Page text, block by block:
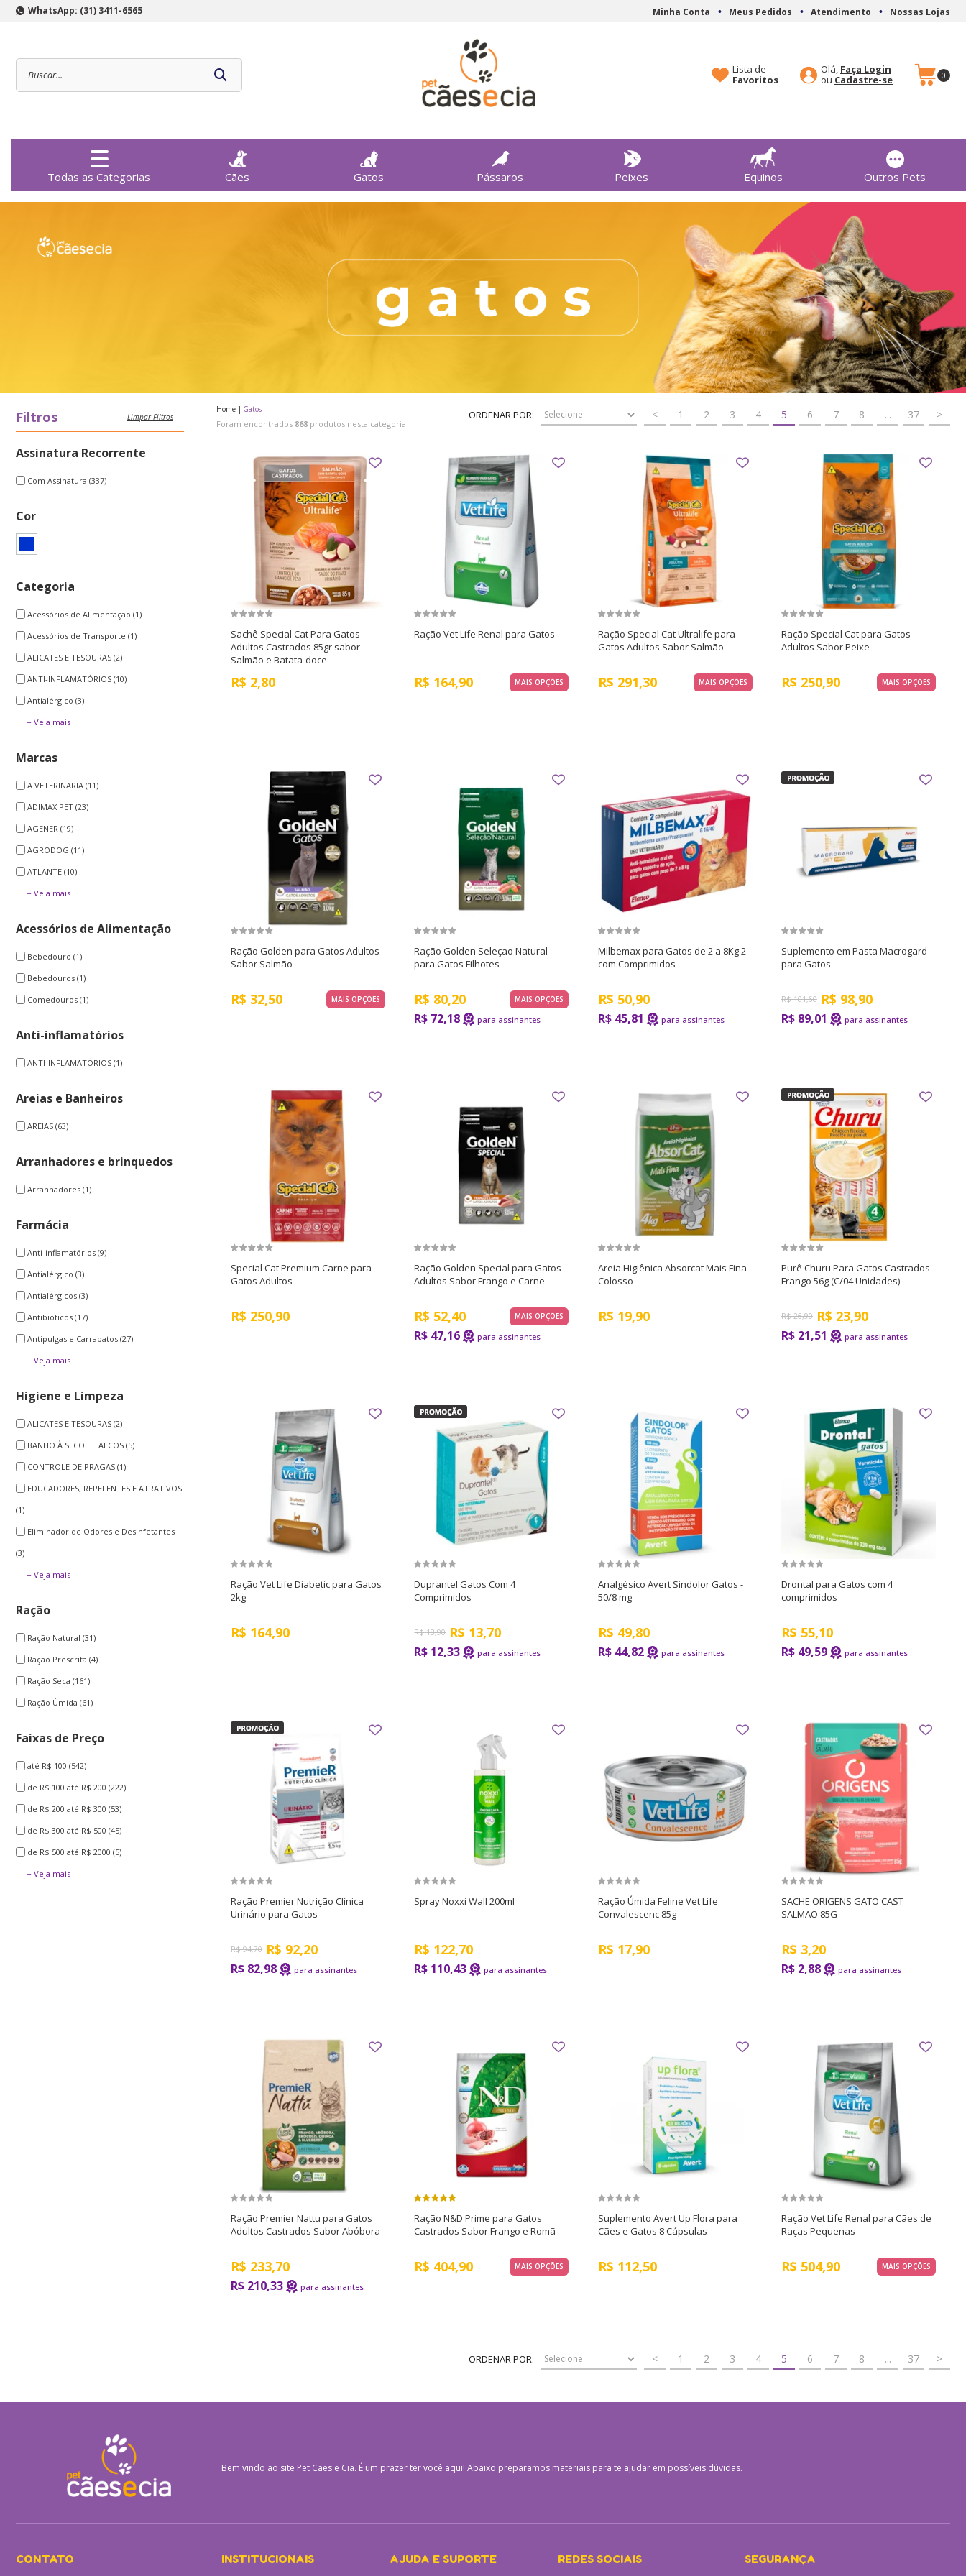
WhatsApp: (31) 3411-6565 Minha Conta Meus Pedidos Atendimento Nossas Lojas
0
Olá, Faça Login
Cadastre-se
Lista de
Favoritos
Todas as Categorias Cães Gatos Pássaros Peixes Equinos Outros Pets
Filtros Limpar Filtros
Assinatura Recorrente
Com Assinatura (337)
Cor
Categoria
Acessórios de Alimentação (1)
Acessórios de Transporte (1)
ALICATES E TESOURAS (2)
ANTI-INFLAMATÓRIOS (10)
Antialérgico (3)
+ Veja mais
Marcas
A VETERINARIA (11)
ADIMAX PET (23)
AGENER (19)
AGRODOG (11)
ATLANTE (10)
+ Veja mais
Acessórios de Alimentação
Bebedouro (1)
Bebedouros (1)
Comedouros (1)
Anti-inflamatórios
ANTI-INFLAMATÓRIOS (1)
Areias e Banheiros
AREIAS (63)
Arranhadores e brinquedos
Arranhadores (1)
Farmácia
Anti-inflamatórios (9)
Antialérgico (3)
Antialérgicos (3)
Antibióticos (17)
Antipulgas e Carrapatos (27)
+ Veja mais
Higiene e Limpeza
ALICATES E TESOURAS (2)
BANHO À SECO E TALCOS (5)
CONTROLE DE PRAGAS (1)
EDUCADORES, REPELENTES E ATRATIVOS
(1)
Eliminador de Odores e Desinfetantes
(3)
+ Veja mais
Ração
Ração Natural (31)
Ração Prescrita (4)
Ração Seca (161)
Ração Úmida (61)
Faixas de Preço
até R$ 100 (542)
de R$ 100 até R$ 200 (222)
de R$ 200 até R$ 300 (53)
de R$ 300 até R$ 500 (45)
de R$ 500 até R$ 2000 (5)
+ Veja mais
Home Gatos
Foram encontrados 868 produtos nesta categoria
ORDENAR POR: < 1 2 3 4 5 6 7 8 ... 37 >
Sachê Special Cat Para Gatos
Adultos Castrados 85gr sabor
Salmão e Batata-doce
R$ 2,80
Ração Vet Life Renal para Gatos
R$ 164,90 MAIS OPÇÕES
Ração Special Cat Ultralife para
Gatos Adultos Sabor Salmão
R$ 291,30 MAIS OPÇÕES
Ração Special Cat para Gatos
Adultos Sabor Peixe
R$ 250,90 MAIS OPÇÕES
Ração Golden para Gatos Adultos
Sabor Salmão
R$ 32,50 MAIS OPÇÕES
Ração Golden Seleçao Natural
para Gatos Filhotes
R$ 80,20
R$ 72,18
MAIS OPÇÕES
Milbemax para Gatos de 2 a 8Kg 2
com Comprimidos
R$ 50,90
R$ 45,81
Suplemento em Pasta Macrogard
para Gatos
R$ 101,60 R$ 98,90
R$ 89,01
Special Cat Premium Carne para
Gatos Adultos
R$ 250,90
Ração Golden Special para Gatos
Adultos Sabor Frango e Carne
R$ 52,40
R$ 47,16
MAIS OPÇÕES
Areia Higiênica Absorcat Mais Fina
Colosso
R$ 19,90
Purê Churu Para Gatos Castrados
Frango 56g (C/04 Unidades)
R$ 26,90 R$ 23,90
R$ 21,51
Ração Vet Life Diabetic para Gatos
2kg
R$ 164,90
Duprantel Gatos Com 4
Comprimidos
R$ 18,90 R$ 13,70
R$ 12,33
Analgésico Avert Sindolor Gatos -
50/8 mg
R$ 49,80
R$ 44,82
Drontal para Gatos com 4
comprimidos
R$ 55,10
R$ 49,59
Ração Premier Nutrição Clínica
Urinário para Gatos
R$ 94,70 R$ 92,20
R$ 82,98
Spray Noxxi Wall 200ml
R$ 122,70
R$ 110,43
Ração Úmida Feline Vet Life
Convalescenc 85g
R$ 17,90
SACHE ORIGENS GATO CAST
SALMAO 85G
R$ 3,20
R$ 2,88
Ração Premier Nattu para Gatos
Adultos Castrados Sabor Abóbora
R$ 233,70
R$ 210,33
Ração N&D Prime para Gatos
Castrados Sabor Frango e Romã
R$ 404,90 MAIS OPÇÕES
Suplemento Avert Up Flora para
Cães e Gatos 8 Cápsulas
R$ 112,50
Ração Vet Life Renal para Cães de
Raças Pequenas
R$ 504,90 MAIS OPÇÕES
ORDENAR POR: < 1 2 3 4 5 6 7 8 ... 37 >
Bem vindo ao site Pet Cães e Cia. É um prazer ter você aqui! Abaixo preparamos materiais para te ajudar em possíveis dúvidas.
CONTATO INSTITUCIONAIS AJUDA E SUPORTE REDES SOCIAIS SEGURANÇA